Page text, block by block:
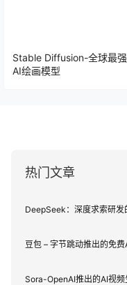
Stable Diffusion-全球最
AI绘画模型
热门文章
DeepSeek：深度求索研发
豆包 – 字节跳动推出的免
Sora-OpenAI推出的AI视频